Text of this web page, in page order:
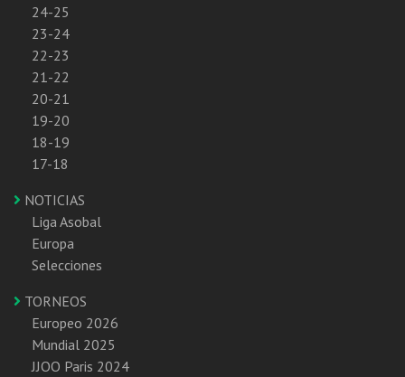
24-25
23-24
22-23
21-22
20-21
19-20
18-19
17-18
NOTICIAS
Liga Asobal
Europa
Selecciones
TORNEOS
Europeo 2026
Mundial 2025
JJOO Paris 2024